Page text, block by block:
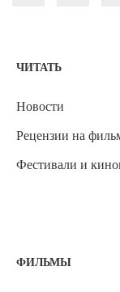
ЧИТАТЬ
Новости
Рецензии на
Фестивали и
ФИЛЬМЫ